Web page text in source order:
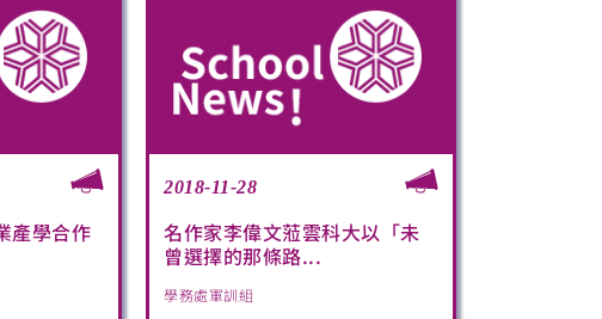
產學合作
2018-11-28
名作家李偉文蒞雲科大以「未
曾選擇的那條路...
學務處軍訓組